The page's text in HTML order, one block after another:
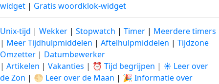
widget | Gratis woordklok-widget
Unix-tijd | Wekker | Stopwatch | Timer | Meerdere timers
| Meer Tijdhulpmiddelen | Aftelhulpmiddelen | Tijdzone
Omzetter | Datumbewerker
| Artikelen | Vakanties | ⏰ Tijd begrijpen | ☀️ Leer over
de Zon | 🌕 Leer over de Maan | 🎉 Informatie over